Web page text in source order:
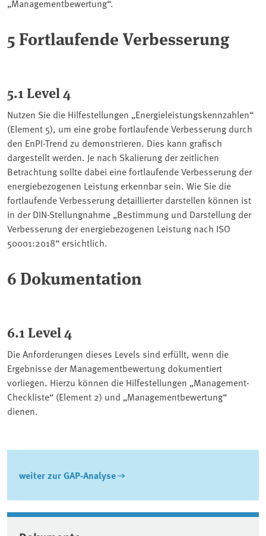
„Managementbewertung“.
5 Fortlaufende Verbesserung
5.1 Level 4
Nutzen Sie die Hilfestellungen „Energieleistungskennzahlen“
(Element 5), um eine grobe fortlaufende Verbesserung durch
den EnPI-Trend zu demonstrieren. Dies kann grafisch
dargestellt werden. Je nach Skalierung der zeitlichen
Betrachtung sollte dabei eine fortlaufende Verbesserung der
energiebezogenen Leistung erkennbar sein. Wie Sie die
fortlaufende Verbesserung detaillierter darstellen können ist
in der DIN-Stellungnahme „Bestimmung und Darstellung der
Verbesserung der energiebezogenen Leistung nach ISO
50001:2018“ ersichtlich.
6 Dokumentation
6.1 Level 4
Die Anforderungen dieses Levels sind erfüllt, wenn die
Ergebnisse der Managementbewertung dokumentiert
vorliegen. Hierzu können die Hilfestellungen „Management-
Checkliste“ (Element 2) und „Managementbewertung“
dienen.
weiter zur GAP-Analyse
Associated content